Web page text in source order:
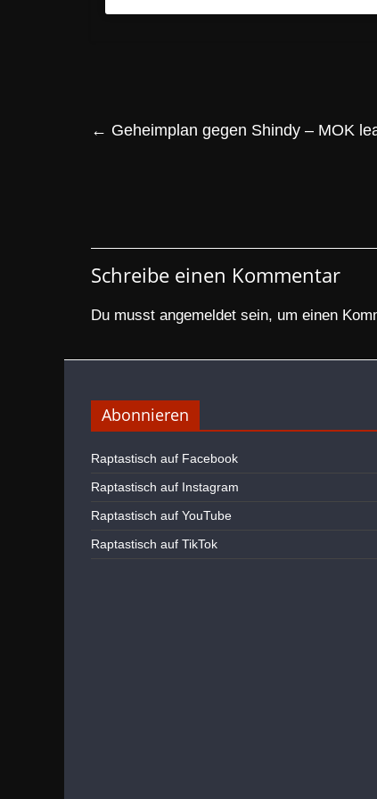
← Geheimplan gegen Shindy – MOK
Schreibe einen Kommentar
Du musst angemeldet sein, um einen
Abonnieren
Raptastisch auf Facebook
Raptastisch auf Instagram
Raptastisch auf YouTube
Raptastisch auf TikTok